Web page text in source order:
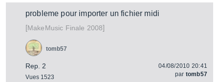
probleme pour importer un fichier midi
[MakeMusic Finale 2008]
Rep. 2
Vues 1523
tomb57
04/08/2010 20:41
par tomb57